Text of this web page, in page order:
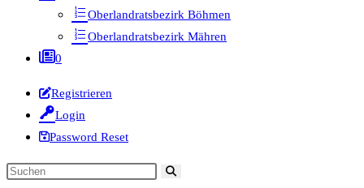
Oberlandratsbezirk Böhmen
Oberlandratsbezirk Mähren
0
Registrieren
Login
Password Reset
Diese